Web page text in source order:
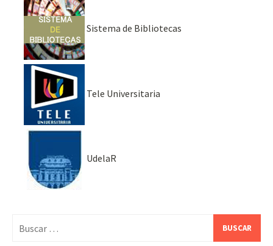
Sistema de Bibliotecas
Tele Universitaria
UdelaR